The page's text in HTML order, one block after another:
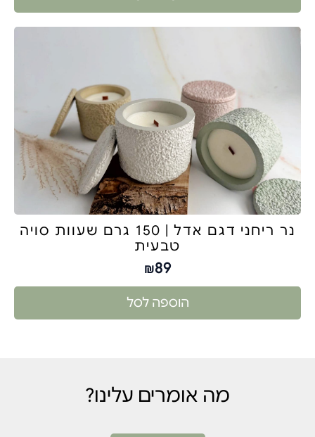
נר ריחני דגם אדל | 150 גרם שעוות סויה
טבעית
₪89
הוספה לסל
מה אומרים עלינו?